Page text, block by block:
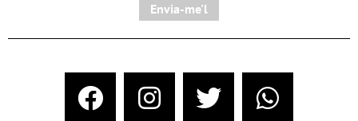
Envia-me'l